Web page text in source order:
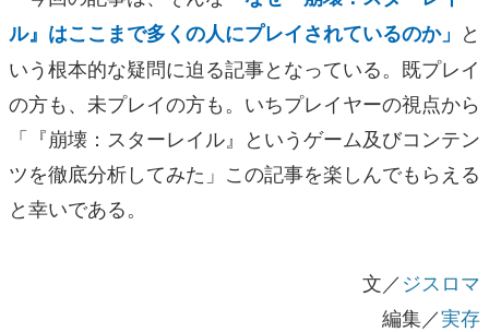
ル』はここまで多くの人にプレイされているのか」 と
いう根本的な疑問に迫る記事となっている。既プレイ
の方も、未プレイの方も。いちプレイヤーの視点から
「『崩壊：スターレイル』というゲーム及びコンテン
ツを徹底分析してみた」この記事を楽しんでもらえる
と幸いである。
文／ジスロマ
編集／実存